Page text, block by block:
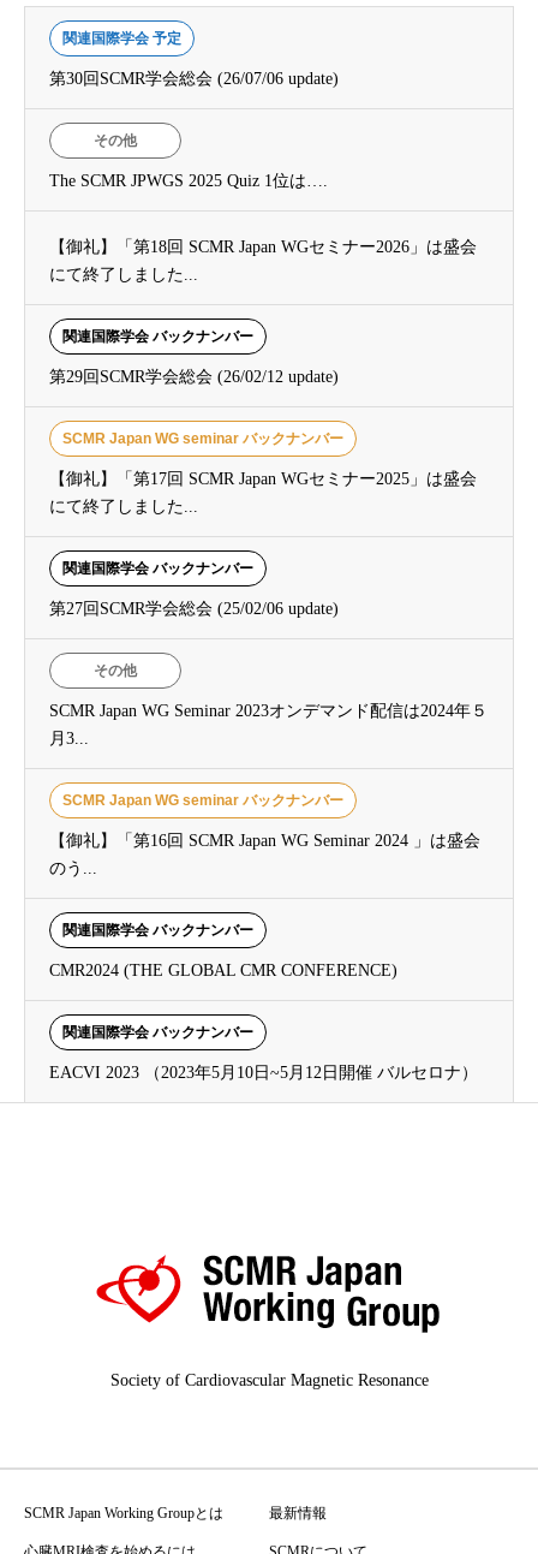
関連国際学会 予定
第30回SCMR学会総会 (26/07/06 update)
その他
The SCMR JPWGS 2025 Quiz 1位は….
【御礼】「第18回 SCMR Japan WGセミナー2026」は盛会
にて終了しました...
関連国際学会 バックナンバー
第29回SCMR学会総会 (26/02/12 update)
SCMR Japan WG seminar バックナンバー
【御礼】「第17回 SCMR Japan WGセミナー2025」は盛会
にて終了しました...
関連国際学会 バックナンバー
第27回SCMR学会総会 (25/02/06 update)
その他
SCMR Japan WG Seminar 2023オンデマンド配信は2024年５
月3...
SCMR Japan WG seminar バックナンバー
【御礼】「第16回 SCMR Japan WG Seminar 2024 」は盛会
のう...
関連国際学会 バックナンバー
CMR2024 (THE GLOBAL CMR CONFERENCE)
関連国際学会 バックナンバー
EACVI 2023 （2023年5月10日~5月12日開催 バルセロナ）
Society of Cardiovascular Magnetic Resonance
SCMR Japan Working Groupとは 最新情報